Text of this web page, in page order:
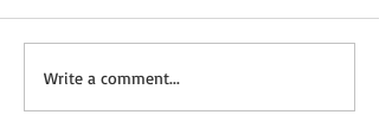
Write a comment...